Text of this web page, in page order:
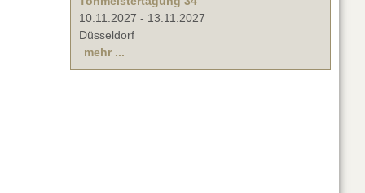
10.11.2027 - 13.11.2027
Düsseldorf
mehr ...